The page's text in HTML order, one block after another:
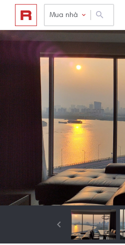
Mua nhà